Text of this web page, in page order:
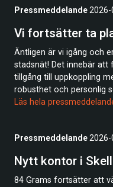
Pressmeddelande
Vi fortsätter ta
Äntligen är vi igång och
stadsnät! Det innebär
tillgång till uppkoppling
robusthet och personlig
Läs hela
Pressmeddelande2026-
Nytt kontor i
84 Grams fortsätter att